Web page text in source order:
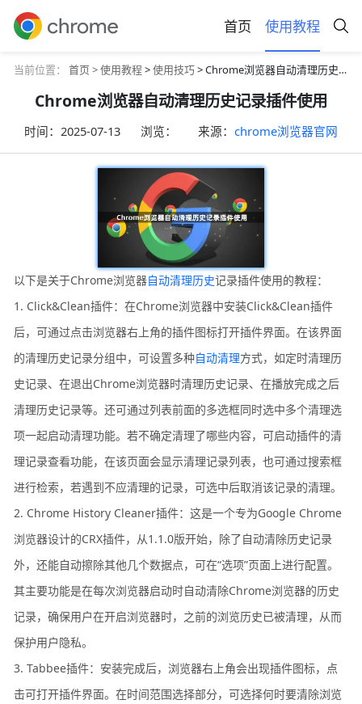
首页 使用教程
当前位置： 首页 >使用教程>使用技巧> Chrome浏览器自动清理历史记录插件使用
Chrome浏览器自动清理历史记录插件使用
时间：2025-07-13 浏览： 来源： chrome浏览器官网
以下是关于Chrome浏览器自动清理历史记录插件使用的教程：
1. Click&Clean插件：在Chrome浏览器中安装Click&Clean插件
后，可通过点击浏览器右上角的插件图标打开插件界面。在该界面
的清理历史记录分组中，可设置多种自动清理方式，如定时清理历
史记录、在退出Chrome浏览器时清理历史记录、在播放完成之后
清理历史记录等。还可通过列表前面的多选框同时选中多个清理选
项一起启动清理功能。若不确定清理了哪些内容，可启动插件的清
理记录查看功能，在该页面会显示清理记录列表，也可通过搜索框
进行检索，若遇到不应清理的记录，可选中后取消该记录的清理。
2. Chrome History Cleaner插件：这是一个专为Google Chrome
浏览器设计的CRX插件，从1.1.0版开始，除了自动清除历史记录
外，还能自动擦除其他几个数据点，可在“选项”页面上进行配置。
其主要功能是在每次浏览器启动时自动清除Chrome浏览器的历史
记录，确保用户在开启浏览器时，之前的浏览历史已被清理，从而
保护用户隐私。
3. Tabbee插件：安装完成后，浏览器右上角会出现插件图标，点
击可打开插件界面。在时间范围选择部分，可选择何时要清除浏览